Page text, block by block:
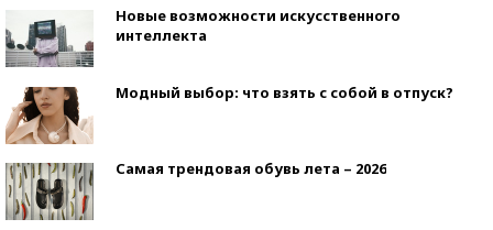
Новые возможности искусственного
интеллекта
Модный выбор: что взять с собой в отпуск?
Самая трендовая обувь лета – 2026